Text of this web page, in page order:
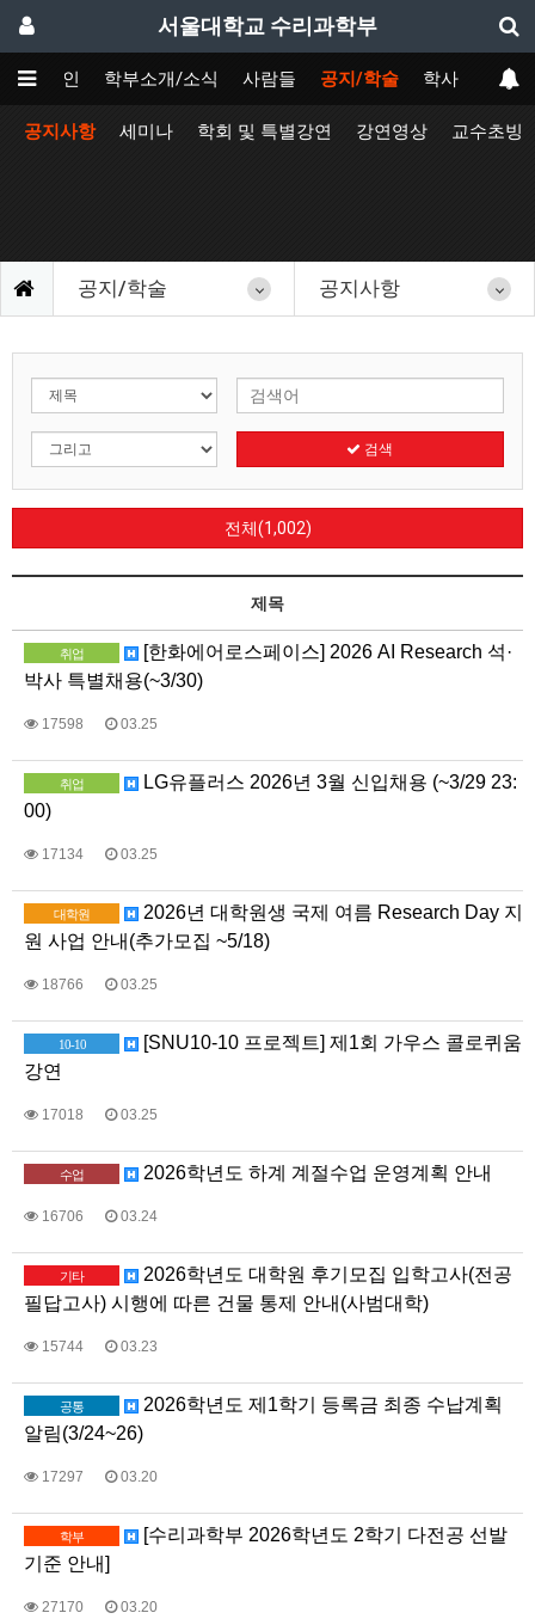
서울대학교 수리과학부
메인 학부소개/소식 사람들 공지/학술 학사
공지사항 세미나 학회 및 특별강연 강연영상 교수초빙
공지/학술 공지사항
검색
전체(1,002)
제목
취업
[한화에어로스페이스] 2026 AI Research 석·
박사 특별채용(~3/30)
17598 03.25
취업
LG유플러스 2026년 3월 신입채용 (~3/29 23:
00)
17134 03.25
대학원
2026년 대학원생 국제 여름 Research Day 지
원 사업 안내(추가모집 ~5/18)
18766 03.25
10-10
[SNU10-10 프로젝트] 제1회 가우스 콜로퀴움
강연
17018 03.25
수업 2026학년도 하계 계절수업 운영계획 안내
16706 03.24
기타
2026학년도 대학원 후기모집 입학고사(전공
필답고사) 시행에 따른 건물 통제 안내(사범대학)
15744 03.23
공통
2026학년도 제1학기 등록금 최종 수납계획
알림(3/24~26)
17297 03.20
학부
[수리과학부 2026학년도 2학기 다전공 선발
기준 안내]
27170 03.20